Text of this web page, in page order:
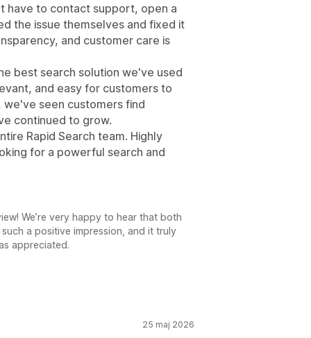
have to contact support, open a
the issue themselves and fixed it
and customer care is
best search solution we've used
and easy for customers to
we've seen customers find
continued to grow.
Rapid Search team. Highly
for a powerful search and
We’re very happy to hear that both
a positive impression, and it truly
appreciated.
25 maj 2026